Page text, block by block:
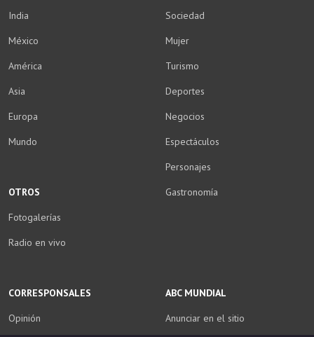
India
México
América
Asia
Europa
Mundo
Sociedad
Mujer
Turismo
Deportes
Negocios
Espectáculos
Personajes
Gastronomía
CORRESPONSALES
Opinión
OTROS
Fotogalerías
Radio en vivo
ABC MUNDIAL
Anunciar en el sitio